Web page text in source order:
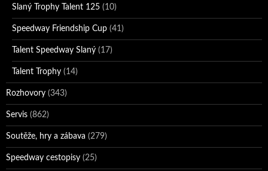
Slaný Trophy Talent 125 (10)
Speedway Friendship Cup (41)
Talent Speedway Slaný (17)
Talent Trophy (14)
Rozhovory (343)
Servis (862)
Soutěže, hry a zábava (279)
Speedway cestopisy (25)